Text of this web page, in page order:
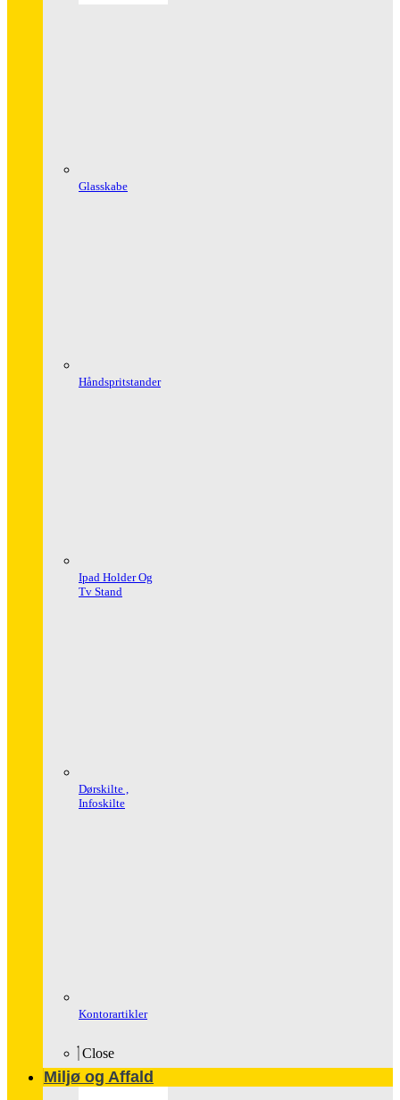
Glasskabe
Håndspritstander
Ipad Holder Og
Tv Stand
Dørskilte ,
Infoskilte
Kontorartikler
Close
Miljø og Affald